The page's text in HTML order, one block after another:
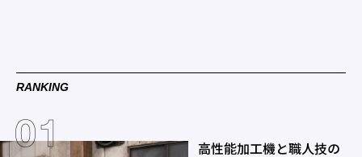
RANKING
高性能加工機と職人技の